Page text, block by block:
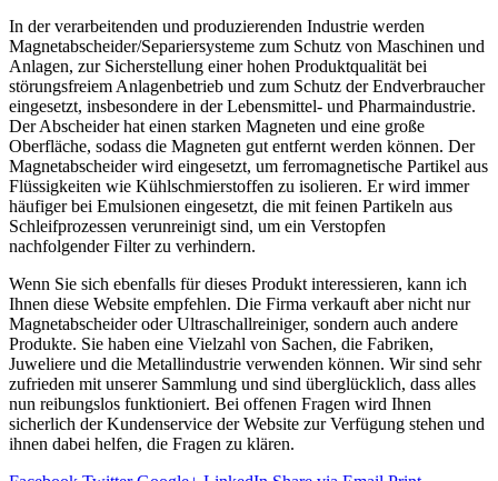
In der verarbeitenden und produzierenden Industrie werden
Magnetabscheider/Separiersysteme zum Schutz von Maschinen und
Anlagen, zur Sicherstellung einer hohen Produktqualität bei
störungsfreiem Anlagenbetrieb und zum Schutz der Endverbraucher
eingesetzt, insbesondere in der Lebensmittel- und Pharmaindustrie.
Der Abscheider hat einen starken Magneten und eine große
Oberfläche, sodass die Magneten gut entfernt werden können. Der
Magnetabscheider wird eingesetzt, um ferromagnetische Partikel aus
Flüssigkeiten wie Kühlschmierstoffen zu isolieren. Er wird immer
häufiger bei Emulsionen eingesetzt, die mit feinen Partikeln aus
Schleifprozessen verunreinigt sind, um ein Verstopfen
nachfolgender Filter zu verhindern.
Wenn Sie sich ebenfalls für dieses Produkt interessieren, kann ich
Ihnen diese Website empfehlen. Die Firma verkauft aber nicht nur
Magnetabscheider oder Ultraschallreiniger, sondern auch andere
Produkte. Sie haben eine Vielzahl von Sachen, die Fabriken,
Juweliere und die Metallindustrie verwenden können. Wir sind sehr
zufrieden mit unserer Sammlung und sind überglücklich, dass alles
nun reibungslos funktioniert. Bei offenen Fragen wird Ihnen
sicherlich der Kundenservice der Website zur Verfügung stehen und
ihnen dabei helfen, die Fragen zu klären.